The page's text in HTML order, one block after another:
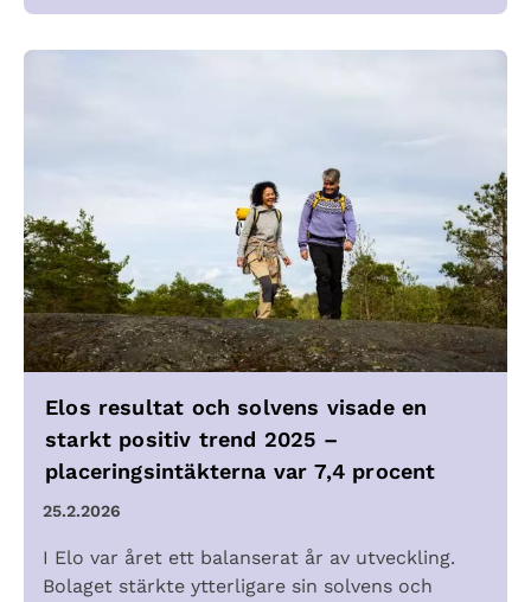
Elos resultat och solvens visade en
starkt positiv trend 2025 –
placeringsintäkterna var 7,4 procent
25.2.2026
I Elo var året ett balanserat år av utveckling.
Bolaget stärkte ytterligare sin solvens och